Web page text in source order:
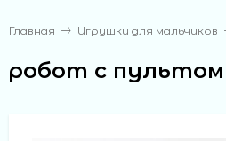
Главная Игрушки для мальчиков
робот с пультом